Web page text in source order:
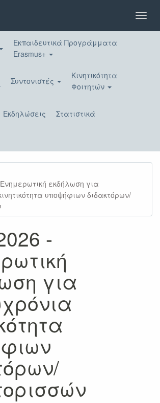
Εκπαιδευτικά Προγράμματα
Erasmus+
Συντονιστές
Κινητικότητα
Φοιτητών
Εκδηλώσεις Στατιστικά
εκδήλωση για
υποψήφιων διδακτόρων/
-
για